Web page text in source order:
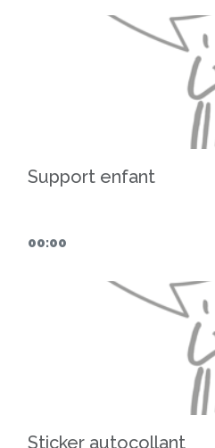
professionnels et
charge de la mise en
, mais aussi
souhaitant en
. Vous y
concrets pour déployer
pour les patients, les
d’évaluation. Des
compléter ce
une mise en œuvre
Support enfant
00:00
Sticker autocollant